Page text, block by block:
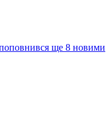
ще 8 новими